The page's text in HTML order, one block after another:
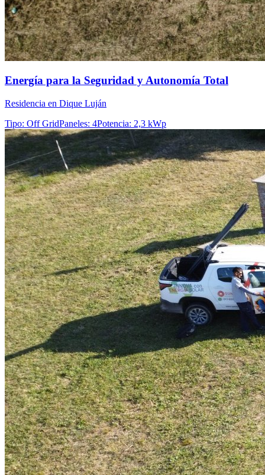
Energía para la Seguridad y Autonomía Total
Residencia en Dique Luján
Tipo: Off GridPaneles: 4Potencia: 2,3 kWp